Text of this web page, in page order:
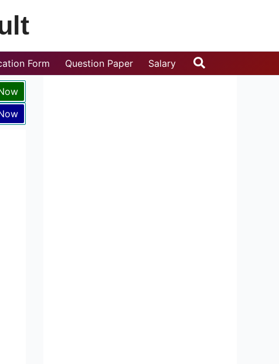
Form Question Paper Salary Search